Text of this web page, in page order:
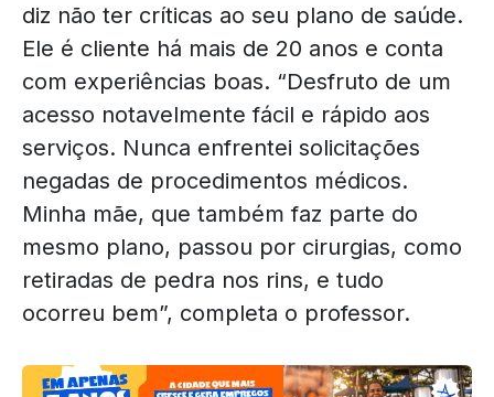
diz não ter críticas ao seu plano de saúde.
Ele é cliente há mais de 20 anos e conta
com experiências boas. “Desfruto de um
acesso notavelmente fácil e rápido aos
serviços. Nunca enfrentei solicitações
negadas de procedimentos médicos.
Minha mãe, que também faz parte do
mesmo plano, passou por cirurgias, como
retiradas de pedra nos rins, e tudo
ocorreu bem”, completa o professor.